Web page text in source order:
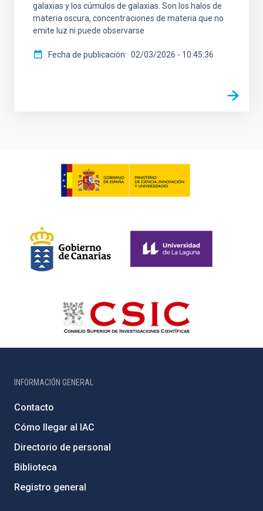
galaxias y los cúmulos de galaxias. Son los halos de
materia oscura, concentraciones de materia que no
emite luz ni puede observarse
Fecha de publicación 02/03/2026 - 10:45:36
INFORMACIÓN GENERAL
Contacto
Cómo llegar al IAC
Directorio de personal
Biblioteca
Registro general